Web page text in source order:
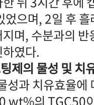
었으며, 2일 후
며, 수분과의
였다.
제의 물성 및 치
성과 치유효율에
wt%의 TGC50